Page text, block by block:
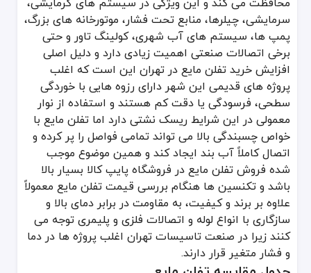
سرمایشی، چیلرها، منابع تحت فشار، موتورخانه های بزرگ،
پمپ ها، سیستم های آب شهری، کولینگ تاور و حتی
برخی اتصالات صنعتی اهمیت زیادی دارد و دلیل اصلی
افزایش خرید تفلن مایع در تهران این است که اغلب
پروژه های قدیمی این شهر دارای رزوه هایی با خوردگی
سطحی، فرسودگی یا دقت کم هستند و استفاده از نوار
معمولی در این شرایط ریسک نشتی دارد اما تفلن مایع با
خواص چسبندگی بالا می تواند تمامی فواصل را پر کرده و
اتصال کاملاً آب بند ایجاد کند و همین موضوع موجب
شده فروش تفلن مایع در فروشگاه پایپ کالا بسیار بالا
باشد و تکنسین ها هنگام بررسی قیمت تفلن مایع معمولاً
علاوه بر برند و کیفیت، به مقاومت در برابر دمای بالا و
سازگاری با انواع لوله و اتصالات فلزی و پلیمری توجه می
کنند زیرا در صنعت تاسیسات تهران اغلب پروژه ها در دما
و فشار متغیر قرار دارند.